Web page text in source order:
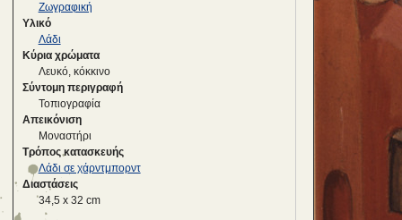
Ζωγραφική
Υλικό
Λάδι
Κύρια χρώματα
Λευκό, κόκκινο
Σύντομη περιγραφή
Τοπιογραφία
Απεικόνιση
Μοναστήρι
Τρόπος κατασκευής
Λάδι σε χάρντμπορντ
Διαστάσεις
34,5 x 32 cm